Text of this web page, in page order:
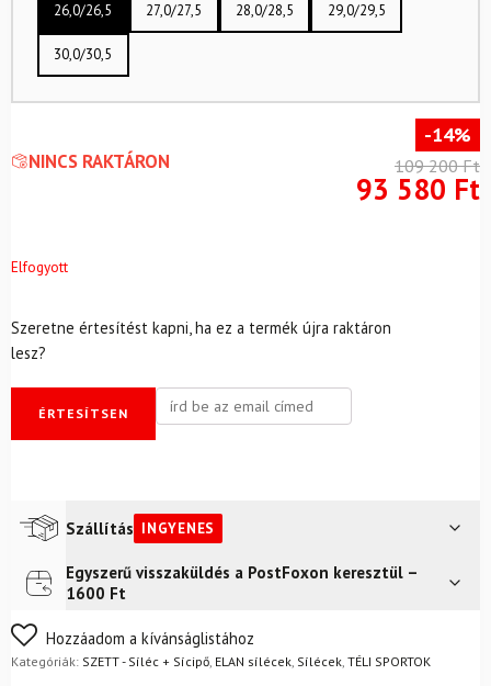
26,0/26,5
27,0/27,5 28,0/28,5 29,0/29,5
30,0/30,5
NINCS RAKTÁRON
-14%
109 200Ft
93 580 Ft
Elfogyott
Szeretne értesítést kapni, ha ez a termék újra raktáron
lesz?
ÉRTESÍTSEN
Szállítás INGYENES
Futár a címreIngyenes
Egyszerű visszaküldés a PostFoxon keresztül –
1600 Ft
Nem biztos a választásában? Semmi gond – a terméket
egyszerűen visszaküldheti 14 napon belül, indoklás nélkül.
Hozzáadom a kívánságlistához
Kategóriák: SZETT - Síléc + Sícipő, ELAN sílécek, Sílécek, TÉLI SPORTOK